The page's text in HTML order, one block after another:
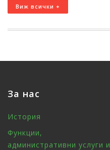
Виж всички +
За нас
История
Функции,
административни услуги и